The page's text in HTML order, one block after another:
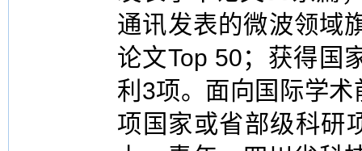
通讯发表的微波领域
论文Top 50；获得国
利3项。面向国际学
项国家或省部级科研